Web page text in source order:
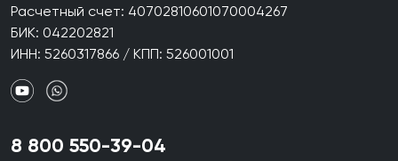
Расчетный счет: 40702810601070004267
БИК: 042202821
ИНН: 5260317866 / КПП: 526001001
8 800 550-39-04